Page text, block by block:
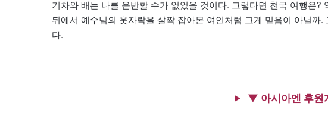
기차와 배는 나를 운반할 수가 없었을 것이다. 그렇다면 천국 여행은
뒤에서 예수님의 옷자락을 살짝 잡아본 여인처럼 그게 믿음이 아닐까
다.
▼ 아시아엔 후